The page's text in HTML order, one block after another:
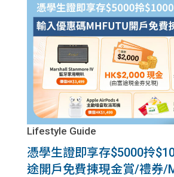
計算
機
學生
故事
分享
大學
大專
生筍
工推
介
搵工
Gui
問題
學生
福利
uFina
nce
校園
聯絡
我們
Lifestyle Guide
憑學生證即享存$5000拎
途開戶免費揀現金賞/禮券/